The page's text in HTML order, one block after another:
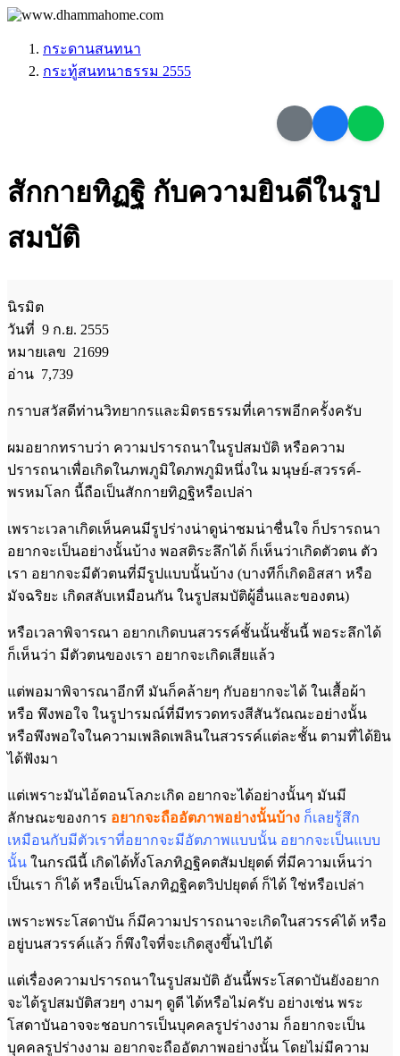
กระดานสนทนา
กระทู้สนทนาธรรม 2555
สักกายทิฏฐิ กับความยินดีในรูป
สมบัติ
นิรมิต
วันที่ 9 ก.ย. 2555
หมายเลข 21699
อ่าน 7,739
กราบสวัสดีท่านวิทยากรและมิตรธรรมที่เคารพอีกครั้งครับ
ผมอยากทราบว่า ความปรารถนาในรูปสมบัติ หรือความ
ปรารถนาเพื่อเกิดในภพภูมิใดภพภูมิหนึ่งใน มนุษย์-สวรรค์-
พรหมโลก นี้ถือเป็นสักกายทิฏฐิหรือเปล่า
เพราะเวลาเกิดเห็นคนมีรูปร่างน่าดูน่าชมน่าชื่นใจ ก็ปรารถนา
อยากจะเป็นอย่างนั้นบ้าง พอสติระลึกได้ ก็เห็นว่าเกิดตัวตน ตัว
เรา อยากจะมีตัวตนที่มีรูปแบบนั้นบ้าง (บางทีก็เกิดอิสสา หรือ
มัจฉริยะ เกิดสลับเหมือนกัน ในรูปสมบัติผู้อื่นและของตน)
หรือเวลาพิจารณา อยากเกิดบนสวรรค์ชั้นนั้นชั้นนี้ พอระลึกได้
ก็เห็นว่า มีตัวตนของเรา อยากจะเกิดเสียแล้ว
แต่พอมาพิจารณาอีกที มันก็คล้ายๆ กับอยากจะได้ ในเสื้อผ้า
หรือ พึงพอใจ ในรูปารมณ์ที่มีทรวดทรงสีสันวัณณะอย่างนั้น
หรือพึงพอใจในความเพลิดเพลินในสวรรค์แต่ละชั้น ตามที่ได้ยิน
ได้ฟังมา
แต่เพราะมันไอ้ตอนโลภะเกิด อยากจะได้อย่างนั้นๆ มันมี
ลักษณะของการ อยากจะถืออัตภาพอย่างนั้นบ้าง ก็เลยรู้สึก
เหมือนกับมีตัวเราที่อยากจะมีอัตภาพแบบนั้น อยากจะเป็นแบบ
นั้น ในกรณีนี้ เกิดได้ทั้งโลภทิฏฐิคตสัมปยุตต์ ที่มีความเห็นว่า
เป็นเรา ก็ได้ หรือเป็นโลภทิฏฐิคตวิปปยุตต์ ก็ได้ ใช่หรือเปล่า
เพราะพระโสดาบัน ก็มีความปรารถนาจะเกิดในสวรรค์ได้ หรือ
อยู่บนสวรรค์แล้ว ก็พึงใจที่จะเกิดสูงขึ้นไปได้
แต่เรื่องความปรารถนาในรูปสมบัติ อันนี้พระโสดาบันยังอยาก
จะได้รูปสมบัติสวยๆ งามๆ ดูดี ได้หรือไม่ครับ อย่างเช่น พระ
โสดาบันอาจจะชอบการเป็นบุคคลรูปร่างงาม ก็อยากจะเป็น
บุคคลรูปร่างงาม อยากจะถืออัตภาพอย่างนั้น โดยไม่มีความ